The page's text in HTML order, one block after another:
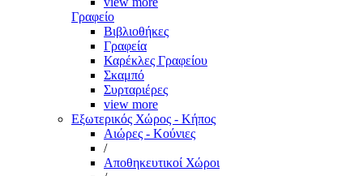
Γραφείο
Βιβλιοθήκες
Γραφεία
Καρέκλες Γραφείου
Σκαμπό
Συρταριέρες
view more
Εξωτερικός Χώρος - Κήπος
Αιώρες - Κούνιες
/
Αποθηκευτικοί Χώροι